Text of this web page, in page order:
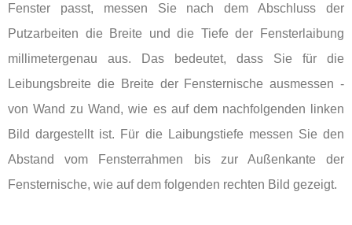
Fenster passt, messen Sie nach dem Abschluss der
Putzarbeiten die Breite und die Tiefe der Fensterlaibung
millimetergenau aus. Das bedeutet, dass Sie für die
Leibungsbreite die Breite der Fensternische ausmessen -
von Wand zu Wand, wie es auf dem nachfolgenden linken
Bild dargestellt ist. Für die Laibungstiefe messen Sie den
Abstand vom Fensterrahmen bis zur Außenkante der
Fensternische, wie auf dem folgenden rechten Bild gezeigt.